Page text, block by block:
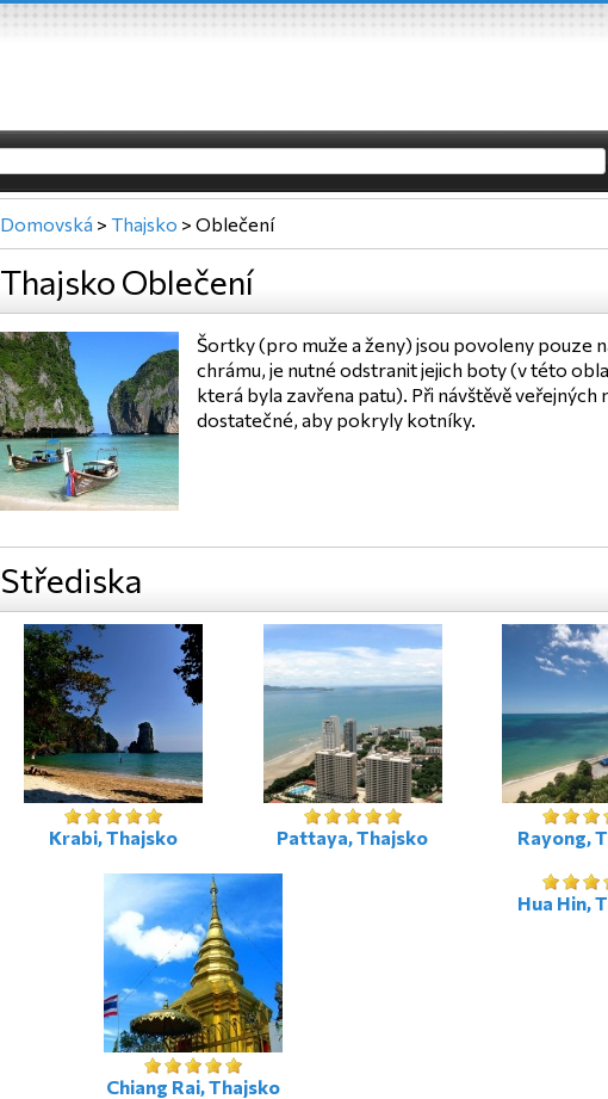
Domovská > Thajsko > Oblečení
Thajsko Oblečení
Šortky (pro muže a ženy) jsou povoleny pouze
chrámu, je nutné odstranit jejich boty (v této
která byla zavřena patu). Při návštěvě
dostatečné, aby pokryly kotníky.
Střediska
Krabi, Thajsko Pattaya, Thajsko Rayong,
Chiang Rai, Thajsko
Hua Hin,